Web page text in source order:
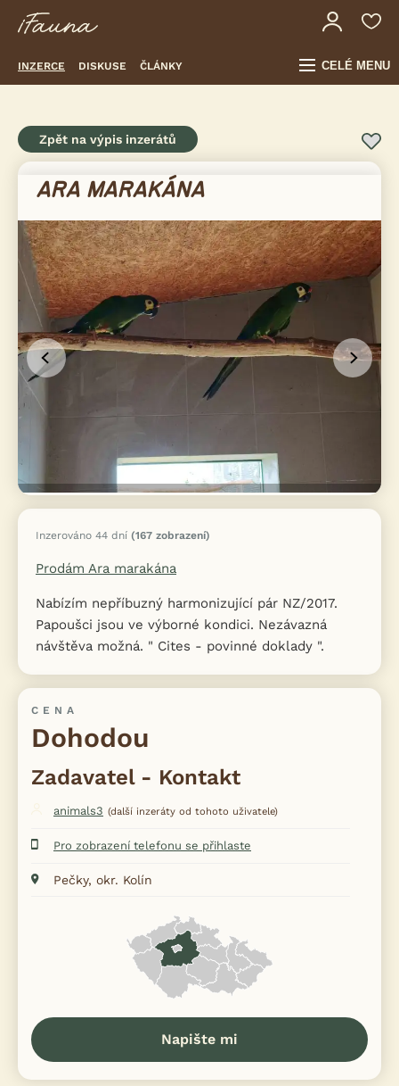
INZERCE DISKUSE ČLÁNKY CELÉ MENU
Zpět na výpis inzerátů
Inzerováno 44 dní (167 zobrazení)
Prodám Ara marakána
Nabízím nepříbuzný harmonizující pár NZ/2017.
Papoušci jsou ve výborné kondici. Nezávazná
návštěva možná. " Cites - povinné doklady ".
CENA
Dohodou
Zadavatel - Kontakt
animals3 (další inzeráty od tohoto uživatele)
Pro zobrazení telefonu se přihlaste
Pečky, okr. Kolín
Napište mi
ARA MARAKÁNA